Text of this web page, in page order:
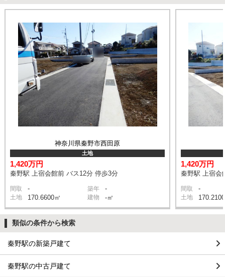
神奈川県秦野市西田原
土地
1,420万円
秦野駅 上宿会館前 バス12分 停歩3分
間取 - 築年 -
土地 170.6600㎡ 建物 -㎡
1,420万円
秦野駅 上宿会
間取 -
土地
類似の条件から検索
秦野駅の新築戸建て
秦野駅の中古戸建て